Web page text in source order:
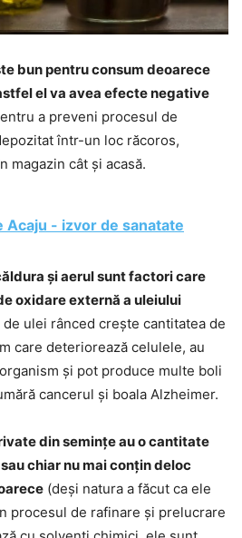
bun pentru consum deoarece
el va avea efecte negative
a preveni procesul de
într-un loc răcoros,
magazin cât și acasă.
Acaju - izvor de sanatate
și aerul sunt factori care
oxidare externă a uleiului
ulei rânced crește cantitatea de
care deteriorează celulele, au
și pot produce multe boli
cancerul și boala Alzheimer.
din semințe au o cantitate
chiar nu mai conțin deloc
(deși natura a făcut ca ele
procesul de rafinare și prelucrare